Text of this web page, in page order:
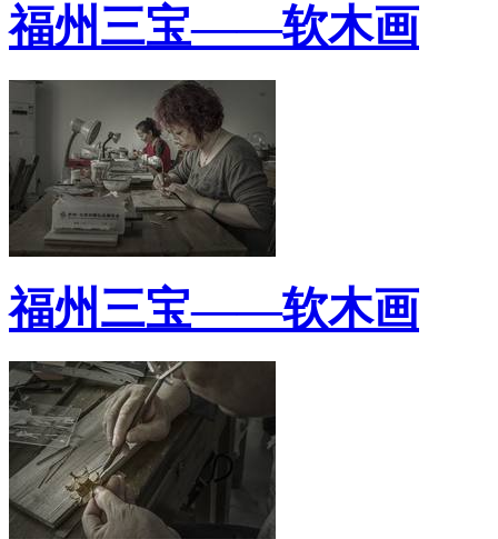
福州三宝——软木画
福州三宝——软木画